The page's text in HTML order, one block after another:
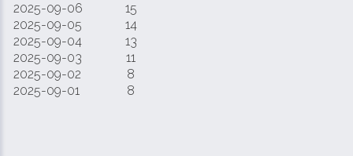
2025-09-06
15
2025-09-05
14
2025-09-04
13
2025-09-03
11
2025-09-02
8
2025-09-01
8